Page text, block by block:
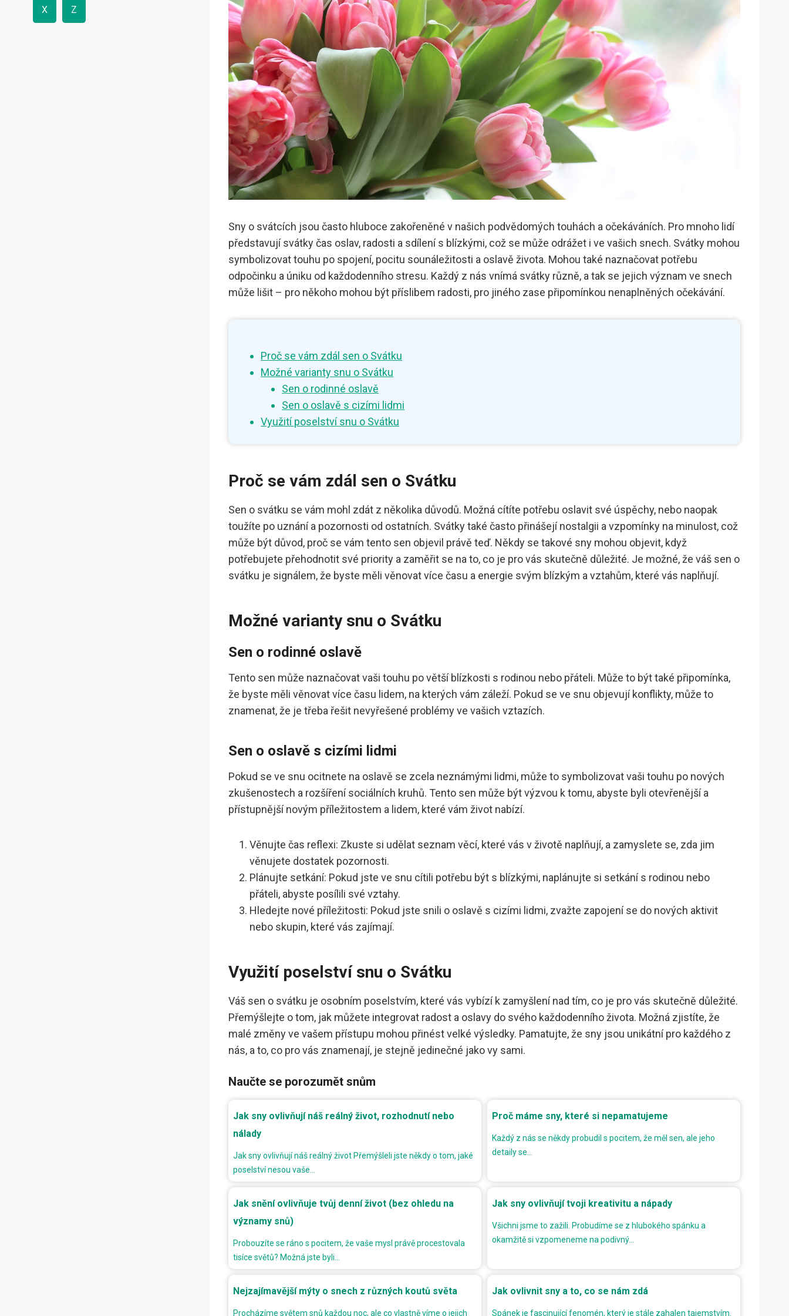
Sny o svátcích jsou často hluboce zakořeněné v našich podvědomých touhách a očekáváních. Pro mnoho lidí
představují svátky čas oslav, radosti a sdílení s blízkými, což se může odrážet i ve vašich snech. Svátky mohou
symbolizovat touhu po spojení, pocitu sounáležitosti a oslavě života. Mohou také naznačovat potřebu
odpočinku a úniku od každodenního stresu. Každý z nás vnímá svátky různě, a tak se jejich význam ve snech
může lišit – pro někoho mohou být příslibem radosti, pro jiného zase připomínkou nenaplněných očekávání.
Proč se vám zdál sen o Svátku
Možné varianty snu o Svátku
Sen o rodinné oslavě
Sen o oslavě s cizími lidmi
Využití poselství snu o Svátku
Proč se vám zdál sen o Svátku
Sen o svátku se vám mohl zdát z několika důvodů. Možná cítíte potřebu oslavit své úspěchy, nebo naopak
toužíte po uznání a pozornosti od ostatních. Svátky také často přinášejí nostalgii a vzpomínky na minulost, což
může být důvod, proč se vám tento sen objevil právě teď. Někdy se takové sny mohou objevit, když
potřebujete přehodnotit své priority a zaměřit se na to, co je pro vás skutečně důležité. Je možné, že váš sen o
svátku je signálem, že byste měli věnovat více času a energie svým blízkým a vztahům, které vás naplňují.
Možné varianty snu o Svátku
Sen o rodinné oslavě
Tento sen může naznačovat vaši touhu po větší blízkosti s rodinou nebo přáteli. Může to být také připomínka,
že byste měli věnovat více času lidem, na kterých vám záleží. Pokud se ve snu objevují konflikty, může to
znamenat, že je třeba řešit nevyřešené problémy ve vašich vztazích.
Sen o oslavě s cizími lidmi
Pokud se ve snu ocitnete na oslavě se zcela neznámými lidmi, může to symbolizovat vaši touhu po nových
zkušenostech a rozšíření sociálních kruhů. Tento sen může být výzvou k tomu, abyste byli otevřenější a
přístupnější novým příležitostem a lidem, které vám život nabízí.
Věnujte čas reflexi: Zkuste si udělat seznam věcí, které vás v životě naplňují, a zamyslete se, zda jim
věnujete dostatek pozornosti.
Plánujte setkání: Pokud jste ve snu cítili potřebu být s blízkými, naplánujte si setkání s rodinou nebo
přáteli, abyste posílili své vztahy.
Hledejte nové příležitosti: Pokud jste snili o oslavě s cizími lidmi, zvažte zapojení se do nových aktivit
nebo skupin, které vás zajímají.
Využití poselství snu o Svátku
Váš sen o svátku je osobním poselstvím, které vás vybízí k zamyšlení nad tím, co je pro vás skutečně důležité.
Přemýšlejte o tom, jak můžete integrovat radost a oslavy do svého každodenního života. Možná zjistíte, že
malé změny ve vašem přístupu mohou přinést velké výsledky. Pamatujte, že sny jsou unikátní pro každého z
nás, a to, co pro vás znamenají, je stejně jedinečné jako vy sami.
Naučte se porozumět snům
Jak sny ovlivňují náš reálný život, rozhodnutí nebo
nálady
Jak sny ovlivňují náš reálný život Přemýšleli jste někdy o tom, jaké
poselství nesou vaše…
Proč máme sny, které si nepamatujeme
Každý z nás se někdy probudil s pocitem, že měl sen, ale jeho
detaily se…
Jak snění ovlivňuje tvůj denní život (bez ohledu na
významy snů)
Probouzíte se ráno s pocitem, že vaše mysl právě procestovala
tisíce světů? Možná jste byli…
Jak sny ovlivňují tvoji kreativitu a nápady
Všichni jsme to zažili. Probudíme se z hlubokého spánku a
okamžitě si vzpomeneme na podivný…
Nejzajímavější mýty o snech z různých koutů světa
Procházíme světem snů každou noc, ale co vlastně víme o jejich
Jak ovlivnit sny a to, co se nám zdá
Spánek je fascinující fenomén, který je stále zahalen tajemstvím.
X Z